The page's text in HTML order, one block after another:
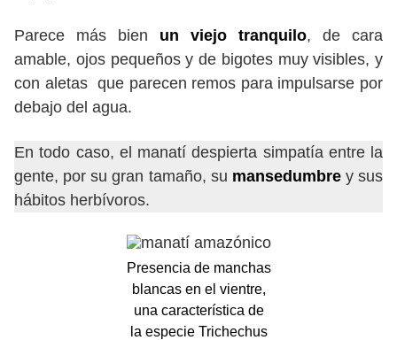
Parece más bien un viejo tranquilo, de cara
amable, ojos pequeños y de bigotes muy visibles, y
con aletas que parecen remos para impulsarse por
debajo del agua.
En todo caso, el manatí despierta simpatía entre la
gente, por su gran tamaño, su mansedumbrey sus
hábitos herbívoros.
Presencia de manchas
blancas en el vientre,
una característica de
la especie Trichechus